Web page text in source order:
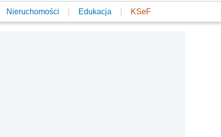
Nieruchomości Edukacja KSeF